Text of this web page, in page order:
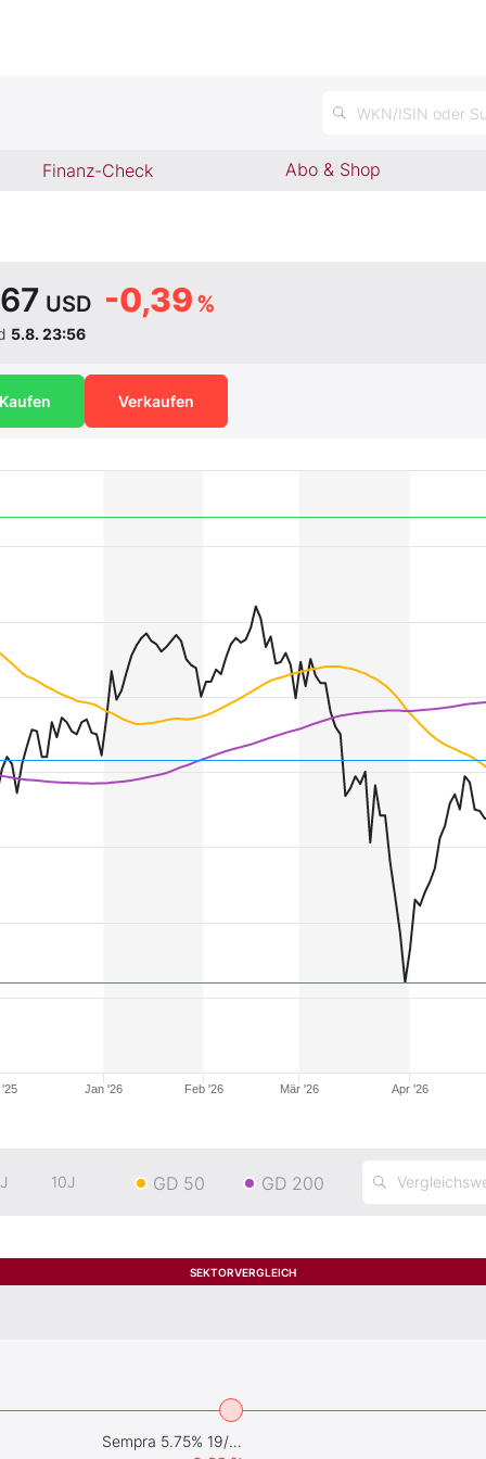
WKN/ISIN oder
Finanz-Check Abo & Shop
-0,39 %
USD
5.8. 23:56
Kaufen Verkaufen
Jan '26 Feb '26 Mär '26 Apr '26
10J GD 50 GD 200
SEKTORVERGLEICH
Sempra 5.75% 19/79